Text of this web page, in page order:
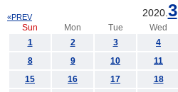
2020. 3
«PREV
Sun Mon Tue Wed
1
2 3 4
8
9 10 11
15
16 17 18